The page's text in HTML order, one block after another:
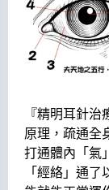
『精明耳針
原理，疏通全
打通體內「氣
「經絡」通